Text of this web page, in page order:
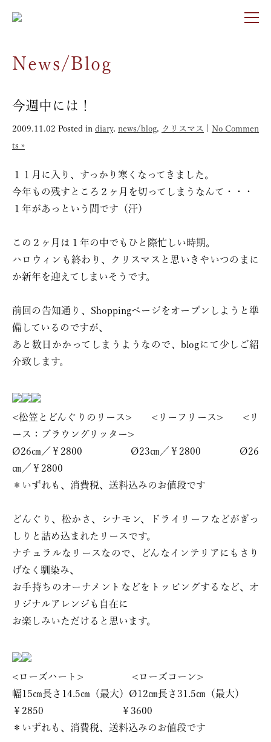
News/Blog
今週中には！
2009.11.02 Posted in diary, news/blog, クリスマス
No Commen
ts »
１１月に入り、すっかり寒くなってきました。
今年もの残すところ２ヶ月を切ってしまうなんて・・・
１年があっという間です（汗）
この２ヶ月は１年の中でもひと際忙しい時期。
ハロウィンも終わり、クリスマスと思いきやいつのまに
か新年を迎えてしまいそうです。
前回の告知通り、Shoppingページをオープンしようと準
備しているのですが、
あと数日かかってしまうようなので、blogにて少しご紹
介致します。
<松笠とどんぐりのリース> <リーフリース> <リ
ース：ブラウングリッター>
Ø26㎝／￥2800 Ø23㎝／￥2800 Ø26
㎝／￥2800
＊いずれも、消費税、送料込みのお値段です
どんぐり、松かさ、シナモン、ドライリーフなどがぎっ
しりと詰め込まれたリースです。
ナチュラルなリースなので、どんなインテリアにもさり
げなく馴染み、
お手持ちのオーナメントなどをトッピングするなど、オ
リジナルアレンジも自在に
お楽しみいただけると思います。
<ローズハート> <ローズコーン>
幅15㎝長さ14.5㎝（最大）Ø12㎝長さ31.5㎝（最大）
￥2850 ￥3600
＊いずれも、消費税、送料込みのお値段です